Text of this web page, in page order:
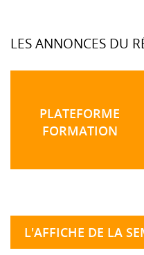
LES ANNONCES DU
PLATEFORME
FORMATION
L'AFFICHE DE LA